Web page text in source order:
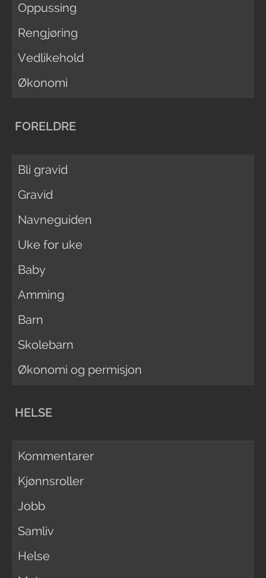
Oppussing
Rengjøring
Vedlikehold
Økonomi
FORELDRE
Bli gravid
Gravid
Navneguiden
Uke for uke
Baby
Amming
Barn
Skolebarn
Økonomi og permisjon
HELSE
Kommentarer
Kjønnsroller
Jobb
Samliv
Helse